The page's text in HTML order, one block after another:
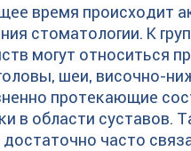
время происходит
стоматологии. К
могут относиться
шеи, височно-
протекающие
в области суставов.
достаточно часто